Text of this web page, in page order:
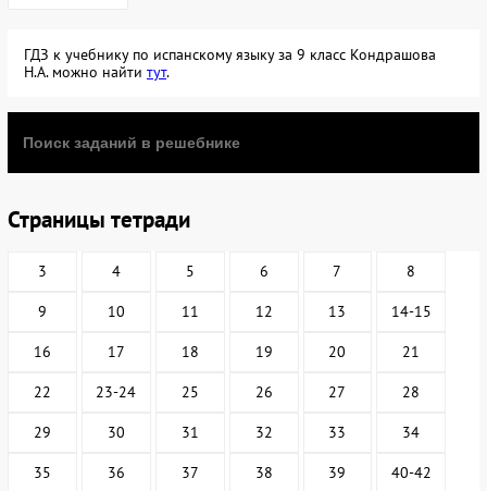
ГДЗ к учебнику по испанскому языку за 9 класс Кондрашова
Н.А. можно найти тут.
Страницы тетради
3 4 5 6 7 8
9 10 11 12 13 14-15
16 17 18 19 20 21
22 23-24 25 26 27 28
29 30 31 32 33 34
35 36 37 38 39 40-42